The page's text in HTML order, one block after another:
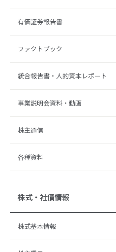
有価証券報告書
ファクトブック
統合報告書・人的資本レポート
事業説明会資料・動画
株主通信
各種資料
株式・社債情報
株式基本情報